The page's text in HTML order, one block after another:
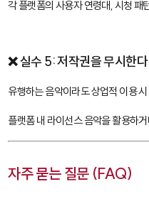
각 플랫폼의 사용자 연령대, 시청 패
❌ 실수 5: 저작권을 무시한다
유행하는 음악이라도 상업적 이용
플랫폼 내 라이선스 음악을 활용하
자주 묻는 질문 (FAQ)